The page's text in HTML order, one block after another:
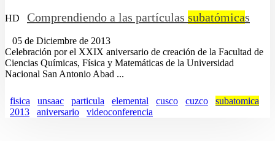
HD Comprendiendo a las partículas subatómicas
05 de Diciembre de 2013
Celebración por el XXIX aniversario de creación de la Facultad de
Ciencias Químicas, Física y Matemáticas de la Universidad
Nacional San Antonio Abad ...
fisica unsaac particula elemental cusco cuzco
subatomica
2013
aniversario videoconferencia